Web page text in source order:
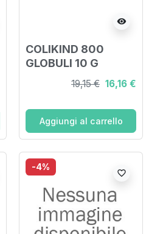
visibility
COLIKIND 800
GLOBULI 10 G
19,15 € 16,16 €
Aggiungi al carrello
-4%
favorite_border